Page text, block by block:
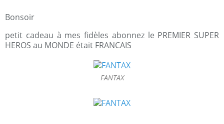
Bonsoir
petit cadeau à mes fidèles abonnez le PREMIER SUPER
HEROS au MONDE était FRANCAIS
FANTAX